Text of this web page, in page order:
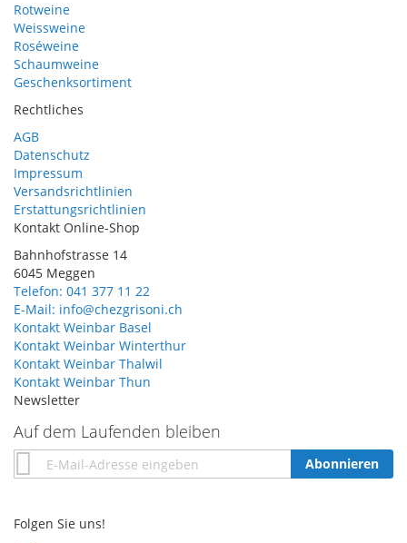
Rotweine
Weissweine
Roséweine
Schaumweine
Geschenksortiment
Rechtliches
AGB
Datenschutz
Impressum
Versandsrichtlinien
Erstattungsrichtlinien
Kontakt Online-Shop
Bahnhofstrasse 14
6045 Meggen
Telefon: 041 377 11 22
E-Mail: info@chezgrisoni.ch
Kontakt Weinbar Basel
Kontakt Weinbar Winterthur
Kontakt Weinbar Thalwil
Kontakt Weinbar Thun
Newsletter
Auf dem Laufenden bleiben
Annmeldung
zum
Abonnieren
Folgen Sie uns!